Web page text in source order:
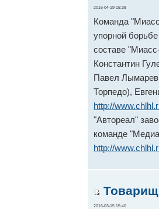
2016-04-19 15:38
Команда
упорной
составе
Константин
Павел
Торпедо),
http://
"Автореал"
команде
http://
2016-03-15 15:40